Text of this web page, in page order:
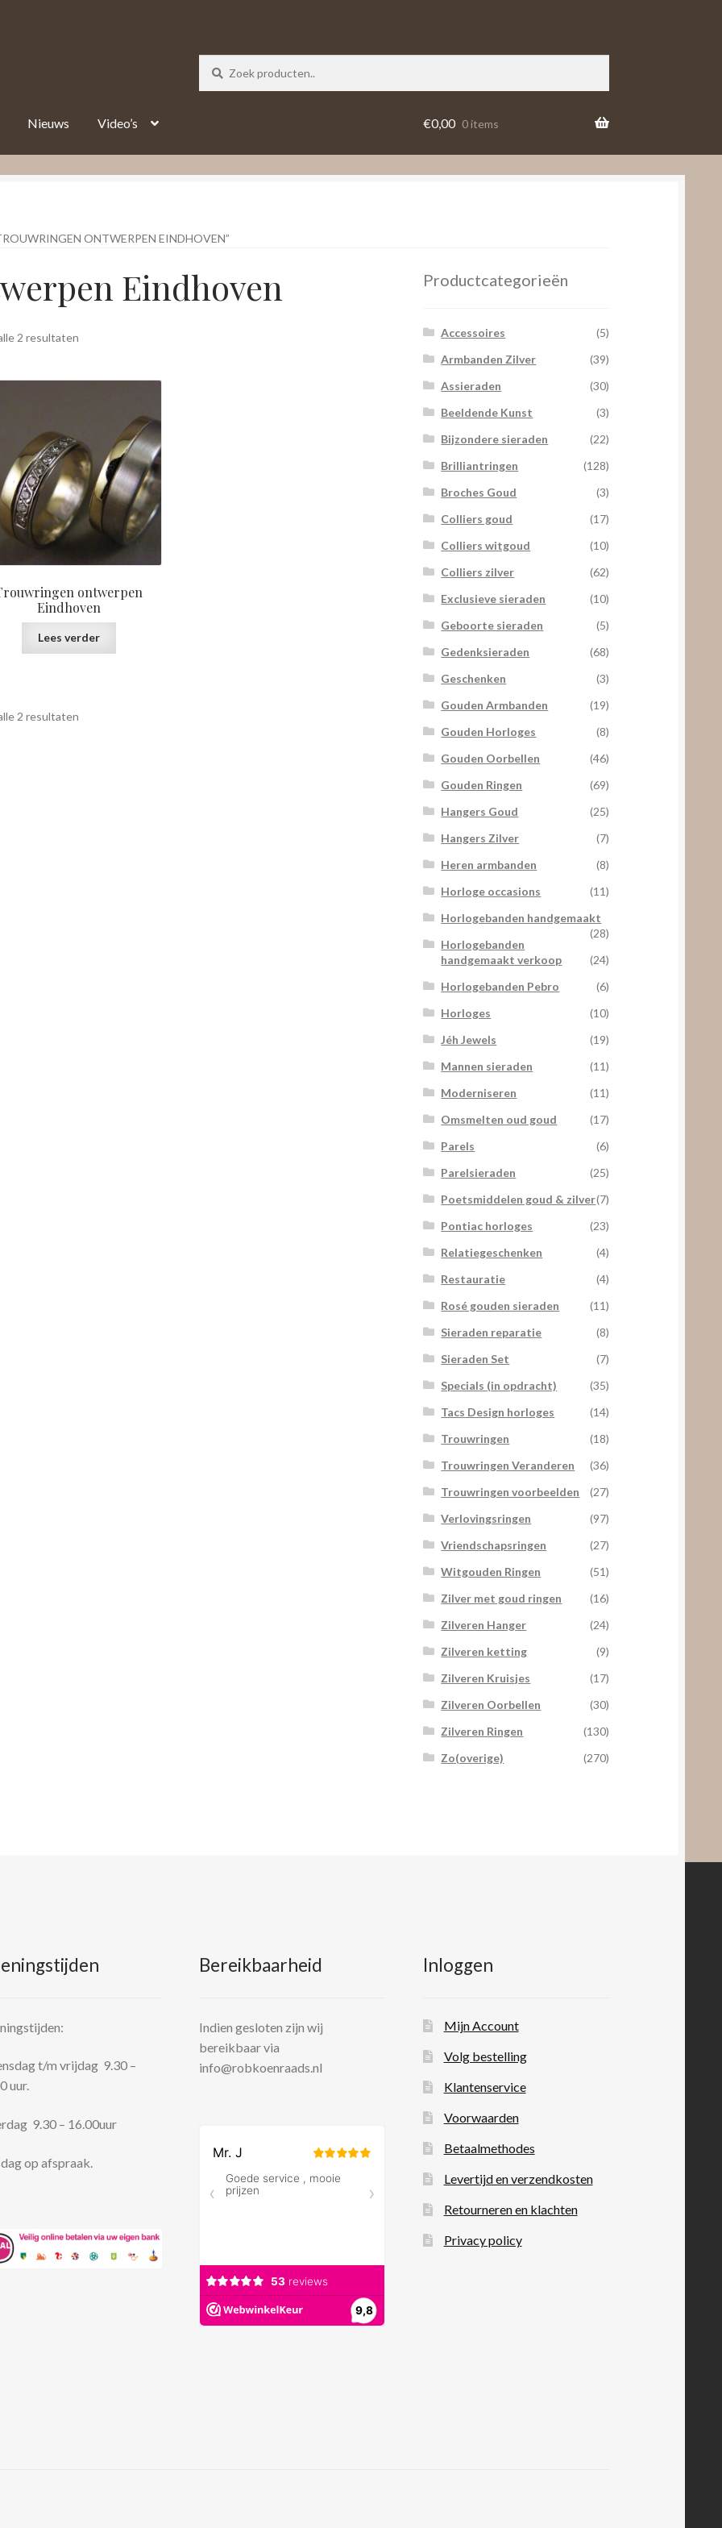
Nieuws Video’s €0,00 0 items
ONTWERPEN EINDHOVEN”
Eindhoven
2 resultaten
ontwerpen
Eindhoven
Lees verder
2 resultaten
Productcategorieën
Accessoires
(5)
Armbanden Zilver
(39)
Assieraden
(30)
Beeldende Kunst
(3)
Bijzondere sieraden
(22)
Brilliantringen
(128)
Broches Goud
(3)
Colliers goud
(17)
Colliers witgoud
(10)
Colliers zilver
(62)
Exclusieve sieraden
(10)
Geboorte sieraden
(5)
Gedenksieraden
(68)
Geschenken
(3)
Gouden Armbanden
(19)
Gouden Horloges
(8)
Gouden Oorbellen
(46)
Gouden Ringen
(69)
Hangers Goud
(25)
Hangers Zilver
(7)
Heren armbanden
(8)
Horloge occasions
(11)
Horlogebanden handgemaakt
(28)
Horlogebanden
handgemaakt verkoop
(24)
Horlogebanden Pebro
(6)
Horloges
(10)
Jéh Jewels
(19)
Mannen sieraden
(11)
Moderniseren
(11)
Omsmelten oud goud
(17)
Parels
(6)
Parelsieraden
(25)
Poetsmiddelen goud & zilver(7)
Pontiac horloges
(23)
Relatiegeschenken
(4)
Restauratie
(4)
Rosé gouden sieraden
(11)
Sieraden reparatie
(8)
Sieraden Set
(7)
Specials (in opdracht)
(35)
Tacs Design horloges
(14)
Trouwringen
(18)
Trouwringen Veranderen
(36)
Trouwringen voorbeelden
(27)
Verlovingsringen
(97)
Vriendschapsringen
(27)
Witgouden Ringen
(51)
Zilver met goud ringen
(16)
Zilveren Hanger
(24)
Zilveren ketting
(9)
Zilveren Kruisjes
(17)
Zilveren Oorbellen
(30)
Zilveren Ringen
(130)
Zo(overige)
(270)
t/m vrijdag 9.30 –
uur.
9.30 – 16.00uur
op afspraak.
Bereikbaarheid
Indien gesloten zijn wij
bereikbaar via
info@robkoenraads.nl
Inloggen
Mijn Account
Volg bestelling
Klantenservice
Voorwaarden
Betaalmethodes
Levertijd en verzendkosten
Retourneren en klachten
Privacy policy